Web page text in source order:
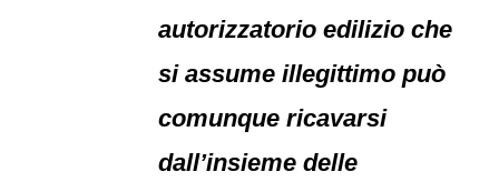
autorizzatorio edilizio che
si assume illegittimo può
comunque ricavarsi
dall’insieme delle